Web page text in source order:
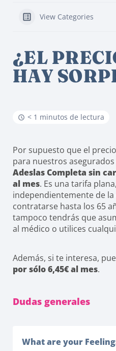
View Categories
¿EL
HAY
< 1 minutos de lectura
Por supuesto que el
para nuestros asegurados
Adeslas Completa sin
al mes. Es una tarifa
independientemente de
contratarse hasta los 65
tampoco tendrás que
al médico o utilices
Además, si te interesa,
por sólo 6,45€ al mes.
Dudas generales
What are your